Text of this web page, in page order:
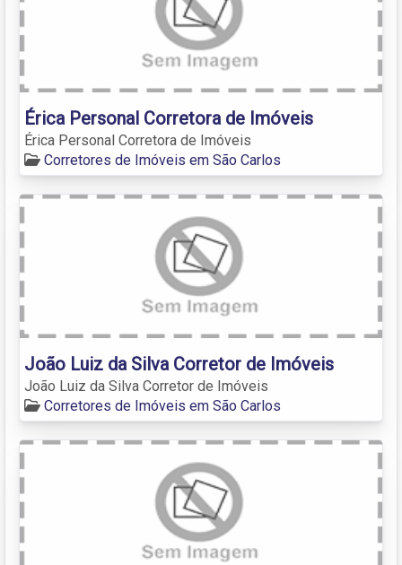
Érica Personal Corretora de Imóveis
Érica Personal Corretora de Imóveis
Corretores de Imóveis em São Carlos
João Luiz da Silva Corretor de Imóveis
João Luiz da Silva Corretor de Imóveis
Corretores de Imóveis em São Carlos